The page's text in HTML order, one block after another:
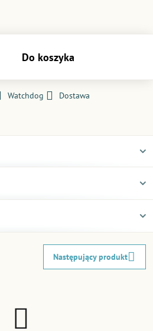
Do koszyka
Watchdog
Dostawa
Następujący produkt